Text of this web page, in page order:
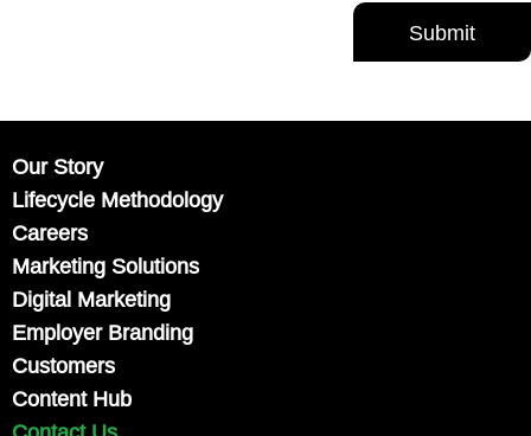
Our Story
Lifecycle Methodology
Careers
Marketing Solutions
Digital Marketing
Employer Branding
Customers
Content Hub